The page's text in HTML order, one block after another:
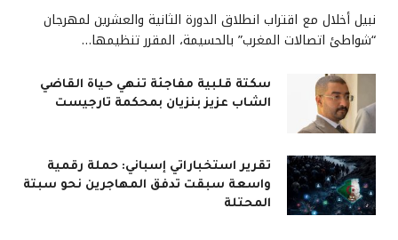
نبيل أخلال مع اقتراب انطلاق الدورة الثانية والعشرين لمهرجان
“شواطئ اتصالات المغرب” بالحسيمة، المقرر تنظيمها…
سكتة قلبية مفاجئة تنهي حياة القاضي
الشاب عزيز بنزيان بمحكمة تارجيست
تقرير استخباراتي إسباني: حملة رقمية
واسعة سبقت تدفق المهاجرين نحو سبتة
المحتلة